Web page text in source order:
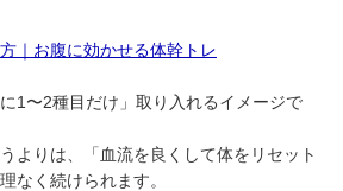
｜お腹に効かせる体幹トレ
1〜2種目だけ」取り入れるイメージで
よりは、「血流を良くして体をリセット
なく続けられます。